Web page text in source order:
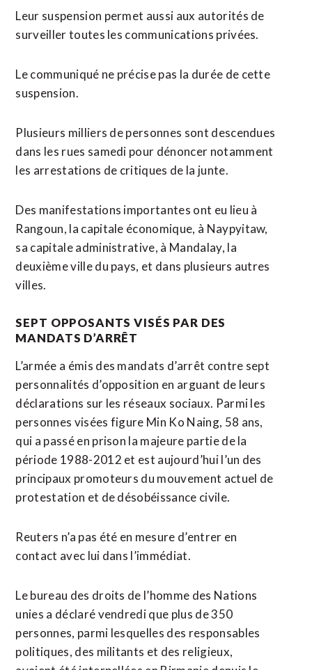
Leur suspension permet aussi aux autorités de
surveiller toutes les communications privées.
Le communiqué ne précise pas la durée de cette
suspension.
Plusieurs milliers de personnes sont descendues
dans les rues samedi pour dénoncer notamment
les arrestations de critiques de la junte.
Des manifestations importantes ont eu lieu à
Rangoun, la capitale économique, à Naypyitaw,
sa capitale administrative, à Mandalay, la
deuxième ville du pays, et dans plusieurs autres
villes.
SEPT OPPOSANTS VISÉS PAR DES
MANDATS D’ARRÊT
L’armée a émis des mandats d’arrêt contre sept
personnalités d’opposition en arguant de leurs
déclarations sur les réseaux sociaux. Parmi les
personnes visées figure Min Ko Naing, 58 ans,
qui a passé en prison la majeure partie de la
période 1988-2012 et est aujourd’hui l’un des
principaux promoteurs du mouvement actuel de
protestation et de désobéissance civile.
Reuters n’a pas été en mesure d’entrer en
contact avec lui dans l’immédiat.
Le bureau des droits de l’homme des Nations
unies a déclaré vendredi que plus de 350
personnes, parmi lesquelles des responsables
politiques, des militants et des religieux,